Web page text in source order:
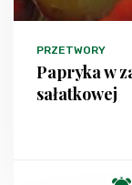
PRZETWORY
Papryka w
sałatkowej